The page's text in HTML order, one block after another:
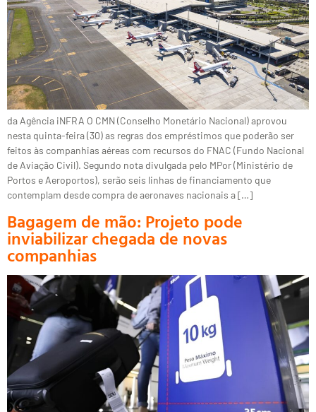
da Agência iNFRA O CMN (Conselho Monetário Nacional) aprovou
nesta quinta-feira (30) as regras dos empréstimos que poderão ser
feitos às companhias aéreas com recursos do FNAC (Fundo Nacional
de Aviação Civil). Segundo nota divulgada pelo MPor (Ministério de
Portos e Aeroportos), serão seis linhas de financiamento que
contemplam desde compra de aeronaves nacionais a […]
Bagagem de mão: Projeto pode
inviabilizar chegada de novas
companhias